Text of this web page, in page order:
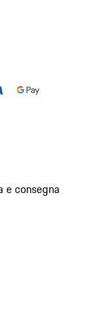
e consegna